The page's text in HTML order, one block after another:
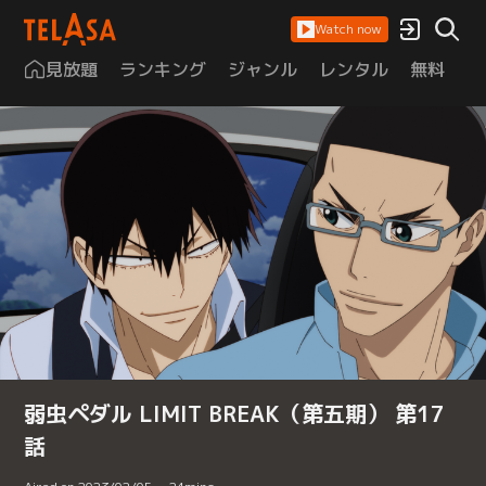
Watch now
見放題 ランキング ジャンル レンタル 無料
弱虫ペダル LIMIT BREAK（第五期） 第17
話